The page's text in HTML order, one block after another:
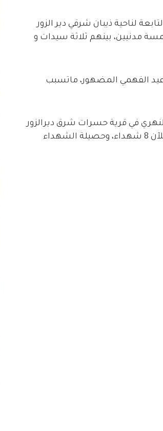
التابعة لناحية ذيبان شرقي دير الزور
مدنيين، بينهم ثلاثة سيدات و
الفهمي المضهور، ماتسبب
النهري في قرية حسرات شرق ديرالزور
مستهدفاً تجمعاً للمدنيين النازحين، متسبباً بمجزرة راح ضحيتها للآن 8 شهداء، وحصيلة الشهداء